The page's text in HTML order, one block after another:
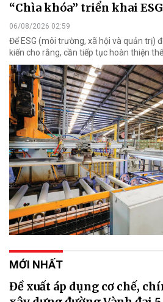
“Chìa khóa” triển khai
06/08/2026 02:59
Để ESG (môi trường, xã hội và quản trị)
kiến cho rằng, cần tiếp tục hoàn thiện
MỚI NHẤT
Đề xuất áp dụng cơ chế,